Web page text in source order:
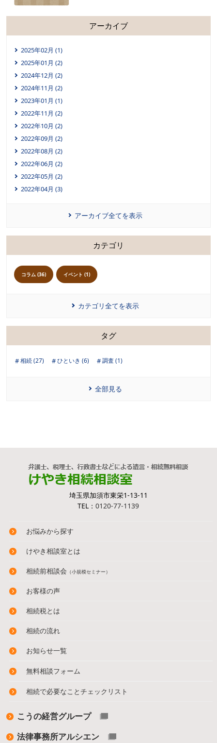
アーカイブ
2025年02月 (1)
2025年01月 (2)
2024年12月 (2)
2024年11月 (2)
2023年01月 (1)
2022年11月 (2)
2022年10月 (2)
2022年09月 (2)
2022年08月 (2)
2022年06月 (2)
2022年05月 (2)
2022年04月 (3)
アーカイブ全てを表示
カテゴリ
コラム (36) イベント (1)
カテゴリ全てを表示
タグ
相続 (27) ひといき (6) 調査 (1)
全部見る
埼玉県加須市東栄1-13-11
TEL：0120-77-1139
お悩みから探す
けやき相談室とは
相続前相談会 （小規模セミナー）
お客様の声
相続税とは
相続の流れ
お知らせ一覧
無料相談フォーム
相続で必要なことチェックリスト
こうの経営グループ
法律事務所アルシエン